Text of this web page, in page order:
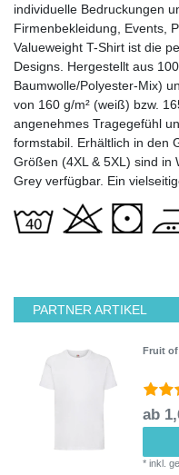
individuelle Bedruckungen
Firmenbekleidung, Events,
Valueweight T-Shirt ist die
Designs. Hergestellt aus
Baumwolle/Polyester-Mix)
von 160 g/m² (weiß) bzw.
angenehmes Tragegefühl
formstabil. Erhältlich in den
Größen (4XL & 5XL) sind in
Grey verfügbar. Ein
PARTNER ARTIKEL
Fruit
ab
*inkl.